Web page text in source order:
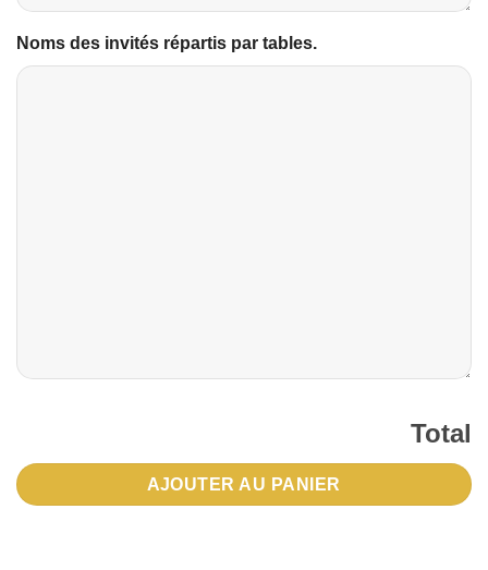
Noms des invités répartis par tables.
Total
AJOUTER AU PANIER